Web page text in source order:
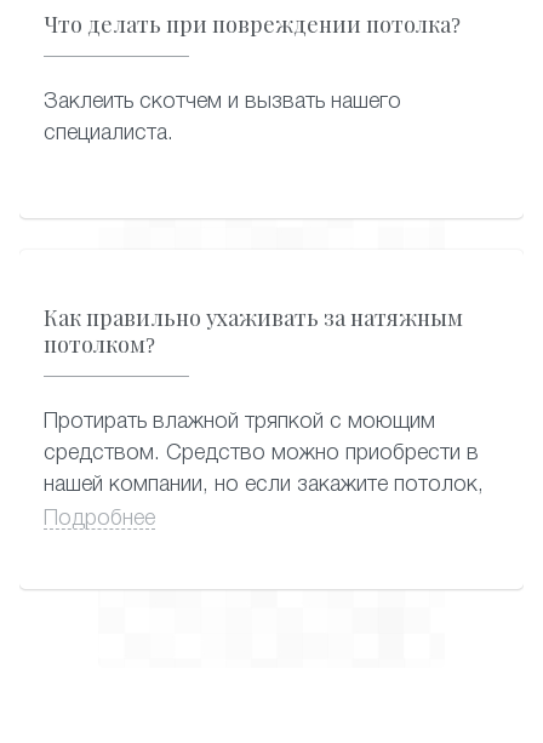
Что делать при повреждении потолка?
Заклеить скотчем и вызвать нашего
специалиста.
Как правильно ухаживать за натяжным
потолком?
Протирать влажной тряпкой с моющим
средством. Средство можно приобрести в
нашей компании, но если закажите потолок,
вам его подарят.
Подробнее